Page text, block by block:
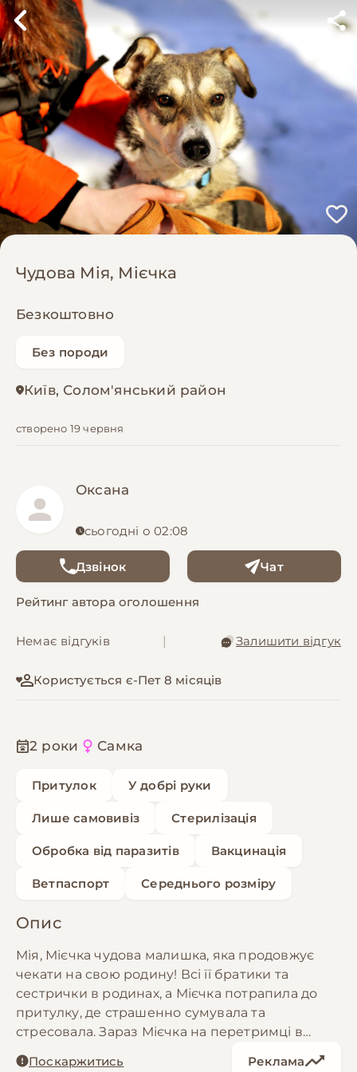
Чудова Мія, Мієчка
Безкоштовно
Без породи
Київ, Солом'янський район
створено 19 червня
Оксана
сьогодні о 02:08
Дзвінок Чат
Рейтинг автора оголошення
Немає відгуків Залишити відгук
Користується є-Пет 8 місяців
2 роки Самка
Притулок У добрі руки
Лише самовивіз Стерилізація
Обробка від паразитів Вакцинація
Ветпаспорт Середнього розміру
Опис
Мія, Мієчка чудова малишка, яка продовжує
чекати на свою родину! Всі її братики та
сестрички в родинах, а Мієчка потрапила до
притулку, де страшенно сумувала та
стресовала. Зараз Мієчка на перетримці в
Поскаржитись Реклама